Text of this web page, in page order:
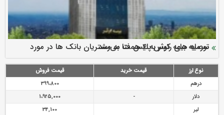
ارزش سهام عدالت بالا رفت
سرمایه بیمه کوثر به ۴ همت می‌رسد
نود ثانیه با فولاد سنگان
تقدیر دبیرکل سندیکای بیمه گران ایران از اقدامات مدیرعامل بیمه
رازی
توصیه های رئیس پلیس فتا به مشتریان بانک ها در مورد
پیشگیری از سرقت های مجازی
نوع ارز قیمت خرید
قیمت فروش
درهم
399،800
دلار
-
1،925,000
لیر
34,100